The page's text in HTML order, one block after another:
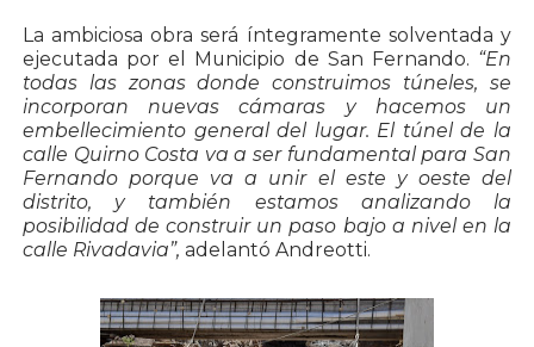
La ambiciosa obra será íntegramente solventada y
ejecutada por el Municipio de San Fernando. “En
todas las zonas donde construimos túneles, se
incorporan nuevas cámaras y hacemos un
embellecimiento general del lugar. El túnel de la
calle Quirno Costa va a ser fundamental para San
Fernando porque va a unir el este y oeste del
distrito, y también estamos analizando la
posibilidad de construir un paso bajo a nivel en la
calle Rivadavia”, adelantó Andreotti.